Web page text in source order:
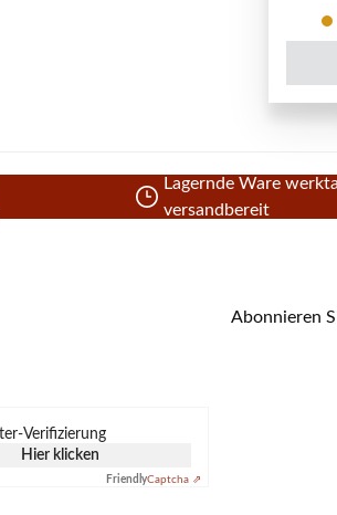
Lagernde Ware
versandbereit
Abonnieren
Verifizierung
Hier klicken
FriendlyCaptcha ⇗